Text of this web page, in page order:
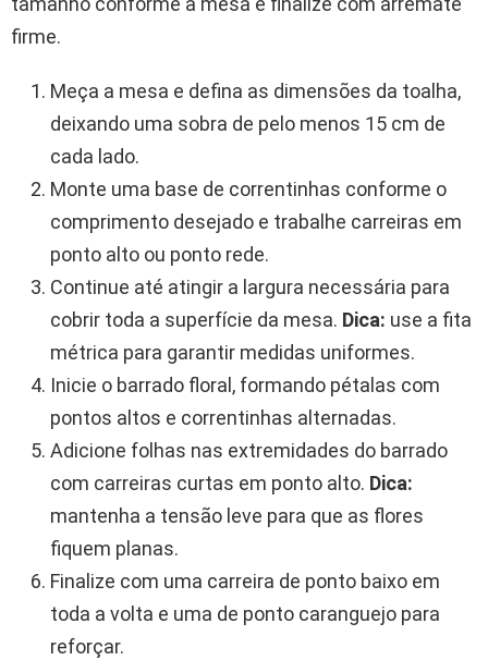
firme.
Meça a mesa e defina as dimensões da toalha,
deixando uma sobra de pelo menos 15 cm de
cada lado.
Monte uma base de correntinhas conforme o
comprimento desejado e trabalhe carreiras em
ponto alto ou ponto rede.
Continue até atingir a largura necessária para
cobrir toda a superfície da mesa. Dica: use a fita
métrica para garantir medidas uniformes.
Inicie o barrado floral, formando pétalas com
pontos altos e correntinhas alternadas.
Adicione folhas nas extremidades do barrado
com carreiras curtas em ponto alto. Dica:
mantenha a tensão leve para que as flores
fiquem planas.
Finalize com uma carreira de ponto baixo em
toda a volta e uma de ponto caranguejo para
reforçar.